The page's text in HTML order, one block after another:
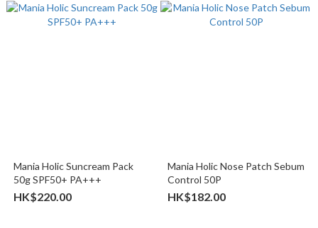
Mania Holic Suncream Pack
50g SPF50+ PA+++
HK$220.00
Mania Holic Nose Patch Sebum
Control 50P
HK$182.00